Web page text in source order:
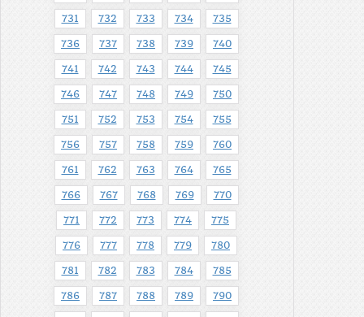
731 732 733 734 735
736 737 738 739 740
741 742 743 744 745
746 747 748 749 750
751 752 753 754 755
756 757 758 759 760
761 762 763 764 765
766 767 768 769 770
771 772 773 774 775
776 777 778 779 780
781 782 783 784 785
786 787 788 789 790